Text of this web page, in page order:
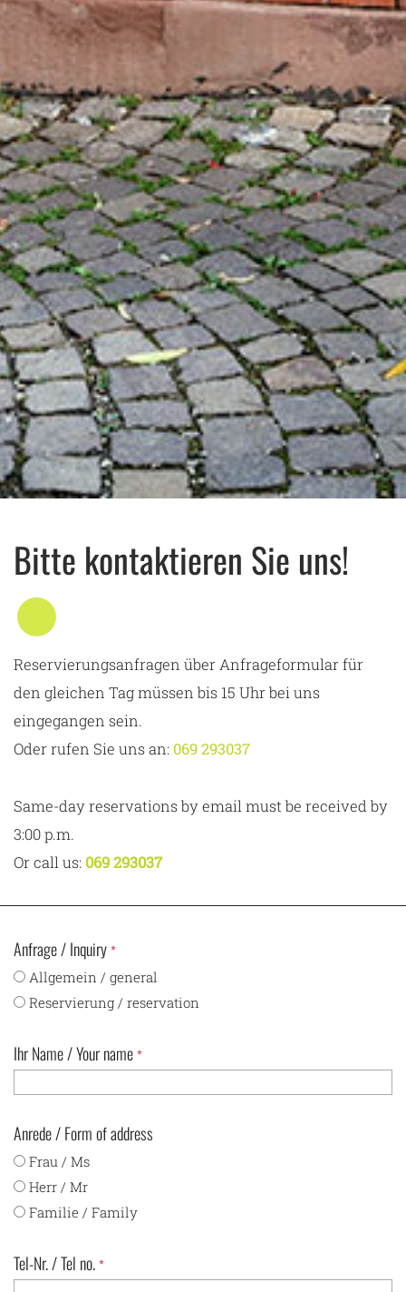
Bitte kontaktieren Sie uns!
Reservierungsanfragen über Anfrageformular für
den gleichen Tag müssen bis 15 Uhr bei uns
eingegangen sein.
Oder rufen Sie uns an: 069 293037
Same-day reservations by email must be received by
3:00 p.m.
Or call us: 069 293037
Anfrage / Inquiry*
Allgemein / general
Reservierung / reservation
Ihr Name / Your name*
Anrede / Form of address
Frau / Ms
Herr / Mr
Familie / Family
Tel-Nr. / Tel no.*